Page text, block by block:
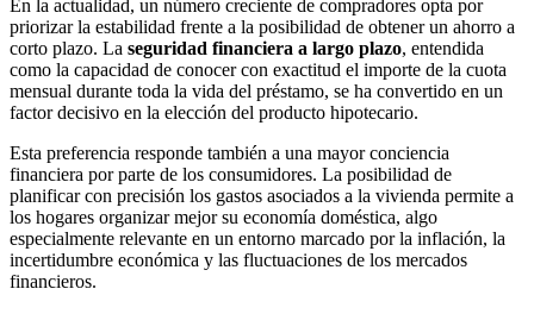
En la actualidad, un número creciente de compradores opta por
priorizar la estabilidad frente a la posibilidad de obtener un ahorro a
corto plazo. La seguridad financiera a largo plazo, entendida
como la capacidad de conocer con exactitud el importe de la cuota
mensual durante toda la vida del préstamo, se ha convertido en un
factor decisivo en la elección del producto hipotecario.
Esta preferencia responde también a una mayor conciencia
financiera por parte de los consumidores. La posibilidad de
planificar con precisión los gastos asociados a la vivienda permite a
los hogares organizar mejor su economía doméstica, algo
especialmente relevante en un entorno marcado por la inflación, la
incertidumbre económica y las fluctuaciones de los mercados
financieros.